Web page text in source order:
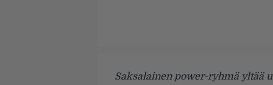
Saksalainen power-ryhmä yltää